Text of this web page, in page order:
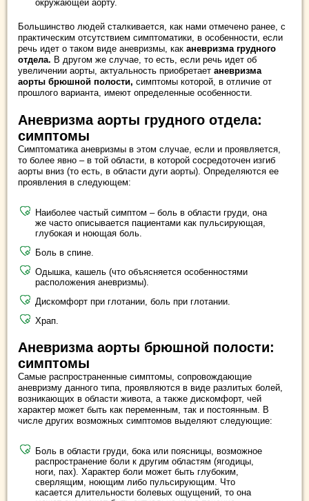
окружающей аорту.
Большинство людей сталкивается, как нами отмечено ранее, с
практическим отсутствием симптоматики, в особенности, если
речь идет о таком виде аневризмы, как аневризма грудного
отдела. В другом же случае, то есть, если речь идет об
увеличении аорты, актуальность приобретает аневризма
аорты брюшной полости, симптомы которой, в отличие от
прошлого варианта, имеют определенные особенности.
Аневризма аорты грудного отдела:
симптомы
Симптоматика аневризмы в этом случае, если и проявляется,
то более явно – в той области, в которой сосредоточен изгиб
аорты вниз (то есть, в области дуги аорты). Определяются ее
проявления в следующем:
Наиболее частый симптом – боль в области груди, она
же часто описывается пациентами как пульсирующая,
глубокая и ноющая боль.
Боль в спине.
Одышка, кашель (что объясняется особенностями
расположения аневризмы).
Дискомфорт при глотании, боль при глотании.
Храп.
Аневризма аорты брюшной полости:
симптомы
Самые распространенные симптомы, сопровождающие
аневризму данного типа, проявляются в виде разлитых болей,
возникающих в области живота, а также дискомфорт, чей
характер может быть как переменным, так и постоянным. В
числе других возможных симптомов выделяют следующие:
Боль в области груди, бока или поясницы, возможное
распространение боли к другим областям (ягодицы,
ноги, пах). Характер боли может быть глубоким,
сверлящим, ноющим либо пульсирующим. Что
касается длительности болевых ощущений, то она